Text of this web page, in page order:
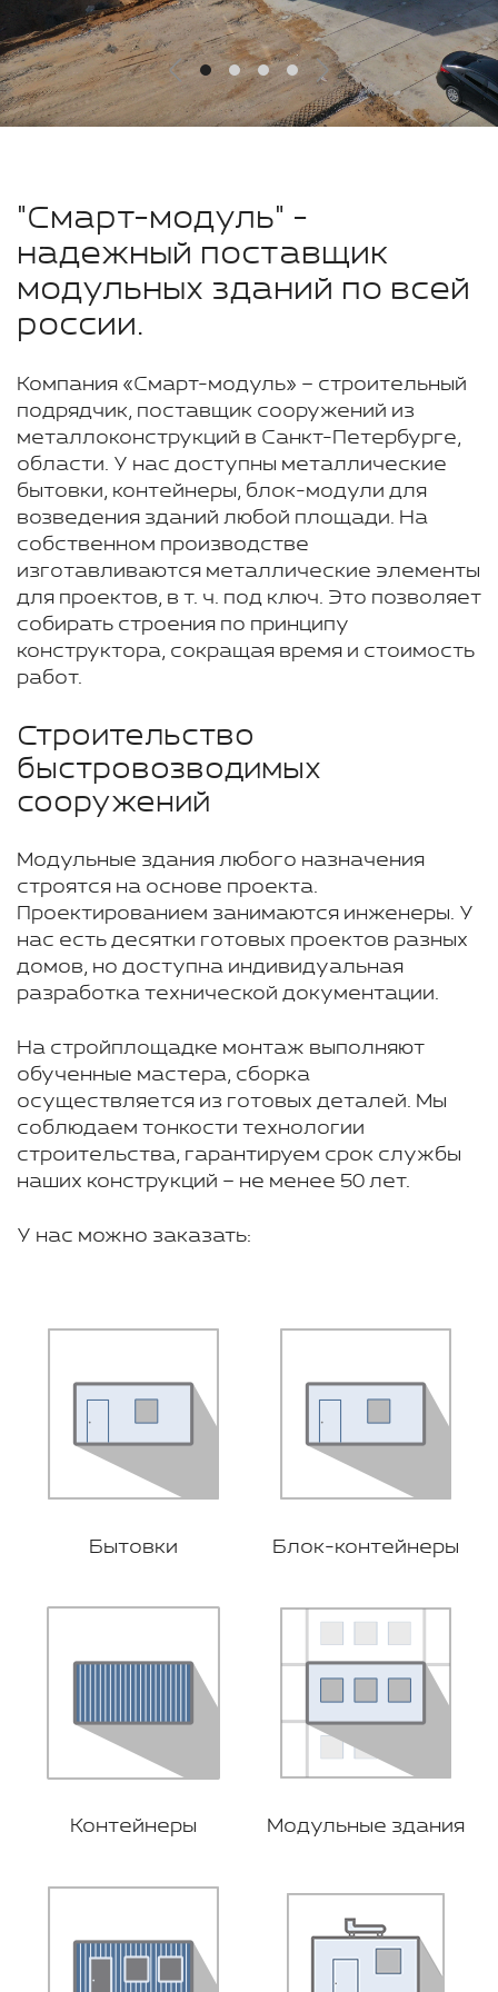
"Смарт-модуль" -
надежный поставщик
модульных зданий по всей
россии.
Компания «Смарт-модуль» – строительный
подрядчик, поставщик сооружений из
металлоконструкций в Санкт-Петербурге,
области. У нас доступны металлические
бытовки, контейнеры, блок-модули для
возведения зданий любой площади. На
собственном производстве
изготавливаются металлические элементы
для проектов, в т. ч. под ключ. Это позволяет
собирать строения по принципу
конструктора, сокращая время и стоимость
работ.
Строительство
быстровозводимых
сооружений
Модульные здания любого назначения
строятся на основе проекта.
Проектированием занимаются инженеры. У
нас есть десятки готовых проектов разных
домов, но доступна индивидуальная
разработка технической документации.
На стройплощадке монтаж выполняют
обученные мастера, сборка
осуществляется из готовых деталей. Мы
соблюдаем тонкости технологии
строительства, гарантируем срок службы
наших конструкций – не менее 50 лет.
У нас можно заказать:
Бытовки Блок-контейнеры
Контейнеры Модульные здания